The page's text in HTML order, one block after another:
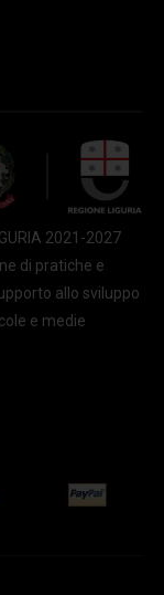
2021-2027
di pratiche e
allo sviluppo
e medie